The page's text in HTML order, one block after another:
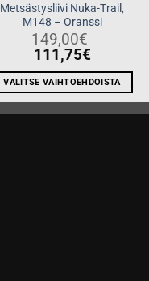
Metsästysliivi Nuka-Trail,
M148 – Oranssi
149,00€
111,75€
VALITSE VAIHTOEHDOISTA
Tällä
tuotteella